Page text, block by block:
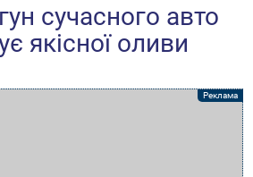
сучасного авто
якісної оливи